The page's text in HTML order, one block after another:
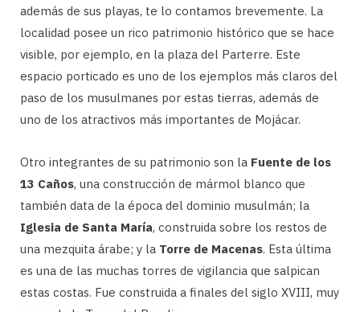
además de sus playas, te lo contamos brevemente. La
localidad posee un rico patrimonio histórico que se hace
visible, por ejemplo, en la plaza del Parterre. Este
espacio porticado es uno de los ejemplos más claros del
paso de los musulmanes por estas tierras, además de
uno de los atractivos más importantes de Mojácar.
Otro integrantes de su patrimonio son la Fuente de los
13 Caños, una construcción de mármol blanco que
también data de la época del dominio musulmán; la
Iglesia de Santa María, construida sobre los restos de
una mezquita árabe; y la Torre de Macenas. Esta última
es una de las muchas torres de vigilancia que salpican
estas costas. Fue construida a finales del siglo XVIII, muy